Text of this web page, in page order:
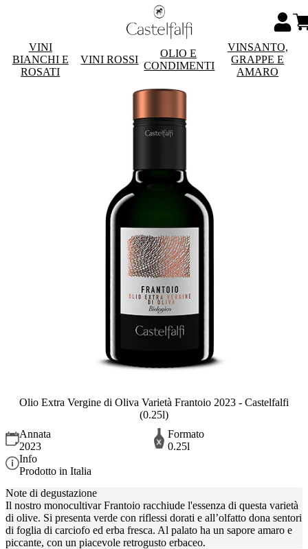
VINI
BIANCHI E
ROSATI
VINI ROSSI
OLIO E
CONDIMENTI
VINSANTO,
GRAPPE E
AMARO
Olio Extra Vergine di Oliva Varietà Frantoio 2023 - Castelfalfi
(0.25l)
Annata
2023
Formato
0.25l
Info
Prodotto in Italia
Note di degustazione
Il nostro monocultivar Frantoio racchiude l'essenza di questa varietà
di olive. Si presenta verde con riflessi dorati e all’olfatto dona sentori
di foglia di carciofo ed erba fresca. Al palato ha un sapore amaro e
piccante, con un piacevole retrogusto erbaceo.